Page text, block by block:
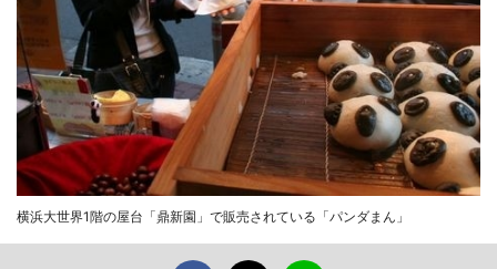
横浜大世界1階の屋台「鼎新園」で販売されている「パンダまん」